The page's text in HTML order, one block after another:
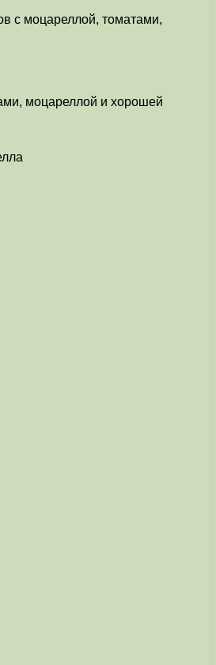
с моцареллой, томатами,
моцареллой и хорошей